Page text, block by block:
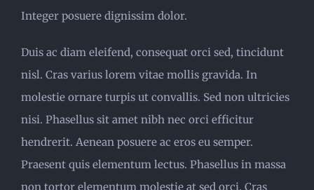
Integer posuere dignissim dolor.
Duis ac diam eleifend, consequat orci sed, tincidunt
nisl. Cras varius lorem vitae mollis gravida. In
molestie ornare turpis ut convallis. Sed non ultricies
nisi. Phasellus sit amet nibh nec orci efficitur
hendrerit. Aenean posuere ac eros eu semper.
Praesent quis elementum lectus. Phasellus in massa
non tortor elementum molestie at sed orci. Cras